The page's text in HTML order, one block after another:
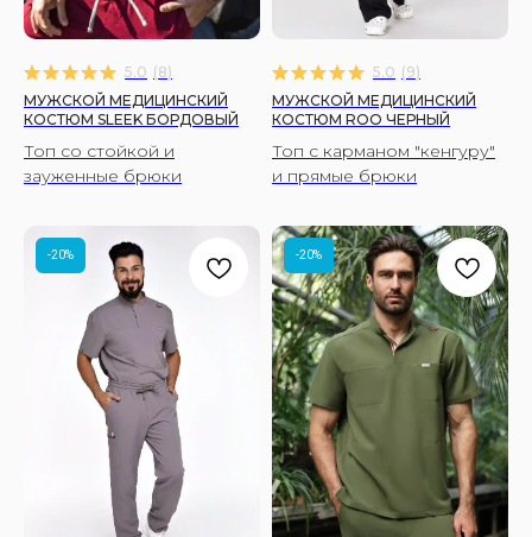
5.0 (8)
МУЖСКОЙ МЕДИЦИНСКИЙ
КОСТЮМ SLEEK БОРДОВЫЙ
Топ со стойкой и
зауженные брюки
5.0 (9)
МУЖСКОЙ МЕДИЦИНСКИЙ
КОСТЮМ ROO ЧЕРНЫЙ
Топ с карманом "кенгуру"
и прямые брюки
-20% -20%